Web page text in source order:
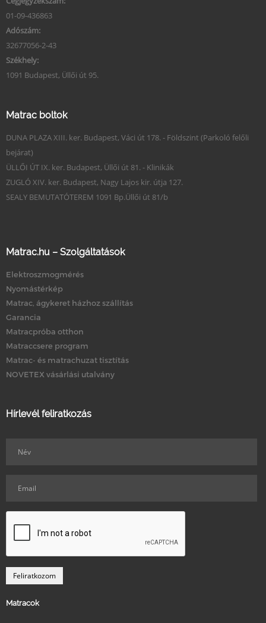
01-09-436863
Adószám:
32677056-2-43
Székhely:
1091 Budapest, Üllői út 95.
Matrac boltok
DUNA PLAZA XIII. ker. Budapest, Váci út 178. - Földszint (Parkoló felőli
bejárat)
ÜLLŐI ÚT IX. ker. Budapest, Üllői út 81. - Klinikák
ZUGLÓ XIV. ker. Budapest, Nagy Lajos kir. útja 127.
SEALY BEMUTATÓTEREM 1091 Bp.Üllői út 81/b
Matrac.hu – Szolgáltatások
Elektroszmogmérés
Nyomástérkép
Matrac, ágykeret házhoz szállítás
Garancia
Matracpróba otthon
Matraccsere program
Matrac- és matrachuzat tisztítás
NOVETEX vásárlási utalvány
Hírlevél feliratkozás
Matracok